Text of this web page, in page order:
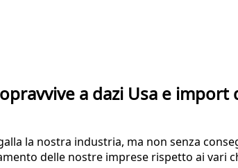
a dazi Usa e import
la nostra industria, ma non senza
delle nostre imprese rispetto ai vari